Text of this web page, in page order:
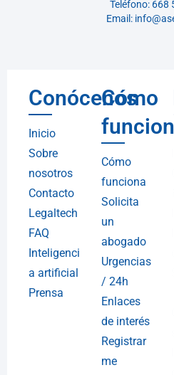
Teléfono: 668
Email:
Conócenos
Inicio
Sobre
nosotros
Contacto
Legaltech
FAQ
Inteligenci
a artificial
Prensa
Cómo
Cómo
funciona
Solicita
un
abogado
Urgencias
/ 24h
Enlaces
de interés
Registrar
me